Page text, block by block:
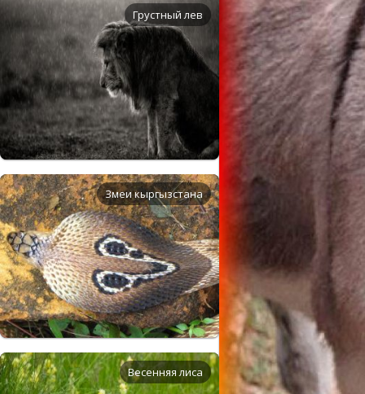
Грустный лев
Змеи кыргызстана
Весенняя лиса